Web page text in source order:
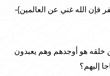
فإن الله غني عن العالمين}-
خلقه هو أوجدهم وهم يعبدون
إليهم؟